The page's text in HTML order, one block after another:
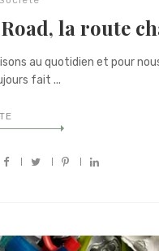
la route
au quotidien et pour
fait ...